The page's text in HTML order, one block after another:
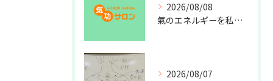
2026/08/08
氣のエネルギーを私利私欲のために使うな
2026/08/07